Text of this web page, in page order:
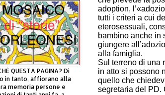
adoption,
tutti i criteri a cui
eterosessuali,
bambino anche in
giungere
alla famiglia.
Sul terreno di una
in atto si possono
quello che
segretaria del PD.
QUESTA PAGINA? Di
in tanto, affiorano alla
memoria persone e